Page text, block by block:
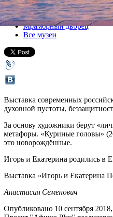
Все выставки
Мраморный дворец
Все музеи
Выставка современных
духовной пустоты,
За основу художники берут
метафоры. «Куриные головы»
это новорождённые.
Игорь и Екатерина родились в
Выставка «Игорь и Екатерина
Анастасия Семенович
Опубликовано 10 сентября